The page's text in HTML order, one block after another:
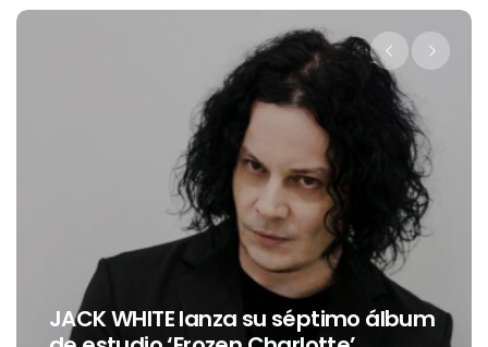
Levi’s® presenta a Belinda como su
nueva embajadora para